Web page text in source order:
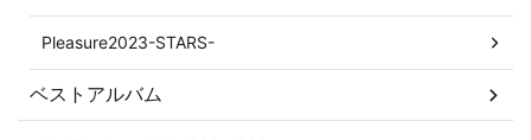
Pleasure2023-STARS-
ベストアルバム